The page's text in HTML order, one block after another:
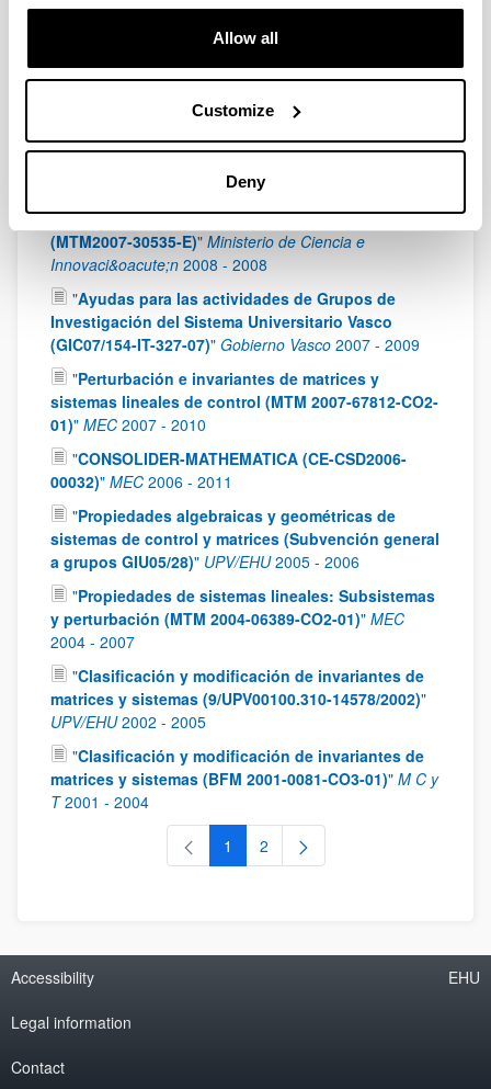
Allow all
Customize
Deny
"Unidad de Formación e Investigación de
Matemáticas y aplicaciones (UFI11/52)
Investigaci&oacute;n del Sistema Universitario
Vasco (GIC10/169-IT361-10)"Gobierno Vasco 2010-
Acción Complementaria: Álgebra Lineal,
Análisis Matricial y Aplicaciones (ALAMA)
(MTM2007-30535-E)" Ministerio de Ciencia e
Innovaci&oacute;n 2008 - 2008
"Ayudas para las actividades de Grupos de
Investigación del Sistema Universitario Vasco
(GIC07/154-IT-327-07)" Gobierno Vasco 2007 - 2009
"Perturbación e invariantes de matrices y
sistemas lineales de control (MTM 2007-67812-CO2-
01)" MEC 2007 - 2010
"CONSOLIDER-MATHEMATICA (CE-CSD2006-
00032)" MEC 2006 - 2011
"Propiedades algebraicas y geométricas de
sistemas de control y matrices (Subvención general
a grupos GIU05/28)" UPV/EHU 2005 - 2006
"Propiedades de sistemas lineales: Subsistemas
y perturbación (MTM 2004-06389-CO2-01)" MEC
2004 - 2007
"Clasificación y modificación de invariantes de
matrices y sistemas (9/UPV00100.310-14578/2002)"
UPV/EHU 2002 - 2005
"Clasificación y modificación de invariantes de
matrices y sistemas (BFM 2001-0081-CO3-01)" M C y
T 2001 - 2004
Page
1 Page
2
Accessibility
Legal information
Contact
EHU